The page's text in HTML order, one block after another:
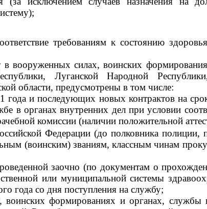
требованиям к состоянию
вооруженных силах, воинских
Луганской Народной
области, предусмотрены в том числе:
и последующих новых контрактов на
в органах внутренних дел при условии
комиссии (наличии положительной
Федерации (до полковника полиции,
(воинским) званиям, классным чинам
заочно (по документам о
или муниципальной системы
года со дня поступления на службу;
формированиях и органах, службы